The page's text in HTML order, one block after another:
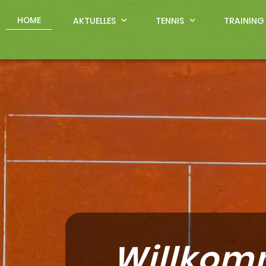
HOME AKTUELLES expand_more TENNIS expand_more TRAINING